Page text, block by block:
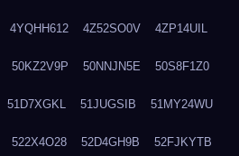
4YQHH612 4Z52SO0V 4ZP14UIL
50KZ2V9P 50NNJN5E 50S8F1Z0
51D7XGKL 51JUGSIB 51MY24WU
522X4O28 52D4GH9B 52FJKYTB